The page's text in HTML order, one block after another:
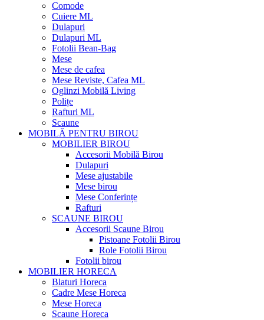
Comode
Cuiere ML
Dulapuri
Dulapuri ML
Fotolii Bean-Bag
Mese
Mese de cafea
Mese Reviste, Cafea ML
Oglinzi Mobilă Living
Polițe
Rafturi ML
Scaune
MOBILĂ PENTRU BIROU
MOBILIER BIROU
Accesorii Mobilă Birou
Dulapuri
Mese ajustabile
Mese birou
Mese Conferințe
Rafturi
SCAUNE BIROU
Accesorii Scaune Birou
Pistoane Fotolii Birou
Role Fotolii Birou
Fotolii birou
MOBILIER HORECA
Blaturi Horeca
Cadre Mese Horeca
Mese Horeca
Scaune Horeca